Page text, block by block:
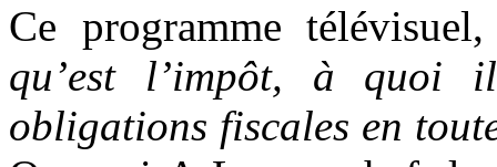
Ce programme
qu’est l’impôt, à quoi
obligations fiscales en